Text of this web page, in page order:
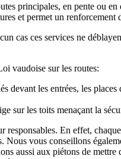
principales, en pente ou
et permet un
cas ces services ne
vaudoise sur les routes:
devant les entrées, les
sur les toits menaçant la
En effet,
vous conseillons
aussi aux piétons de mettre